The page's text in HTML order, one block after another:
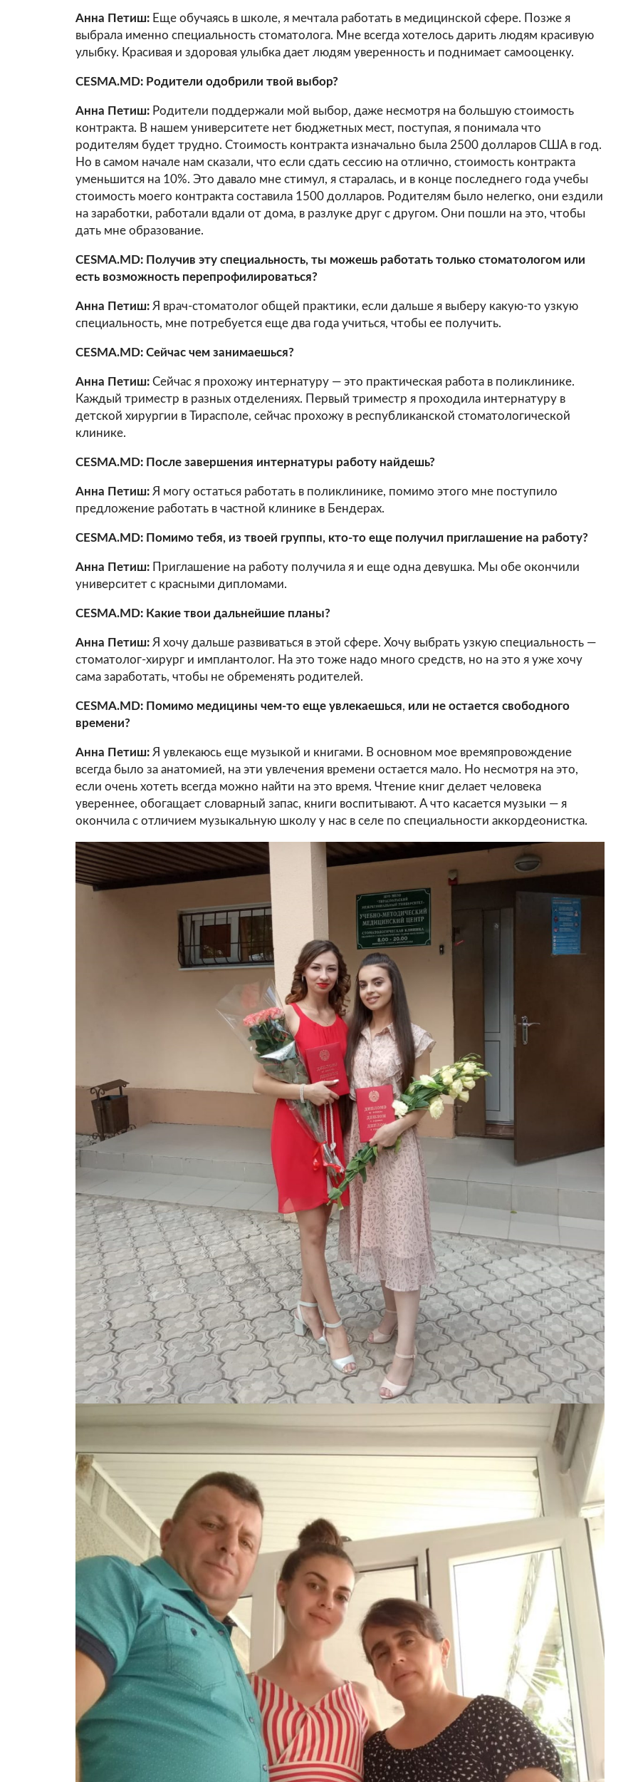
Анна Петиш: Еще обучаясь в школе, я мечтала работать в медицинской сфере. Позже я
выбрала именно специальность стоматолога. Мне всегда хотелось дарить людям красивую
улыбку. Красивая и здоровая улыбка дает людям уверенность и поднимает самооценку.
CESMA.MD: Родители одобрили твой выбор?
Анна Петиш: Родители поддержали мой выбор, даже несмотря на большую стоимость
контракта. В нашем университете нет бюджетных мест, поступая, я понимала что
родителям будет трудно. Стоимость контракта изначально была 2500 долларов США в год.
Но в самом начале нам сказали, что если сдать сессию на отлично, стоимость контракта
уменьшится на 10%. Это давало мне стимул, я старалась, и в конце последнего года учебы
стоимость моего контракта составила 1500 долларов. Родителям было нелегко, они ездили
на заработки, работали вдали от дома, в разлуке друг с другом. Они пошли на это, чтобы
дать мне образование.
CESMA.MD: Получив эту специальность, ты можешь работать только стоматологом или
есть возможность перепрофилироваться?
Анна Петиш: Я врач-стоматолог общей практики, если дальше я выберу какую-то узкую
специальность, мне потребуется еще два года учиться, чтобы ее получить.
CESMA.MD: Сейчас чем занимаешься?
Анна Петиш: Сейчас я прохожу интернатуру — это практическая работа в поликлинике.
Каждый триместр в разных отделениях. Первый триместр я проходила интернатуру в
детской хирургии в Тирасполе, сейчас прохожу в республиканской стоматологической
клинике.
CESMA.MD: После завершения интернатуры работу найдешь?
Анна Петиш: Я могу остаться работать в поликлинике, помимо этого мне поступило
предложение работать в частной клинике в Бендерах.
CESMA.MD: Помимо тебя, из твоей группы, кто-то еще получил приглашение на работу?
Анна Петиш: Приглашение на работу получила я и еще одна девушка. Мы обе окончили
университет с красными дипломами.
CESMA.MD: Какие твои дальнейшие планы?
Анна Петиш: Я хочу дальше развиваться в этой сфере. Хочу выбрать узкую специальность —
стоматолог-хирург и имплантолог. На это тоже надо много средств, но на это я уже хочу
сама заработать, чтобы не обременять родителей.
CESMA.MD: Помимо медицины чем-то еще увлекаешься, или не остается свободного
времени?
Анна Петиш: Я увлекаюсь еще музыкой и книгами. В основном мое времяпровождение
всегда было за анатомией, на эти увлечения времени остается мало. Но несмотря на это,
если очень хотеть всегда можно найти на это время. Чтение книг делает человека
увереннее, обогащает словарный запас, книги воспитывают. А что касается музыки — я
окончила с отличием музыкальную школу у нас в селе по специальности аккордеонистка.